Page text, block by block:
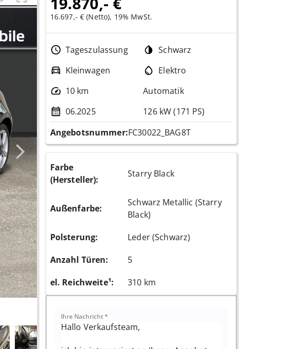
16.697,- € (Netto), 19% MwSt.
Tageszulassung
Schwarz
Kleinwagen
Elektro
10 km
Automatik
06.2025
126 kW (171 PS)
Angebotsnummer:FC30022_BAG8T
Farbe
(Hersteller):
Starry Black
Außenfarbe:
Schwarz Metallic (Starry
Black)
Polsterung:
Leder (Schwarz)
Anzahl Türen:
5
el. Reichweite¹: 310 km
Ihre Nachricht*